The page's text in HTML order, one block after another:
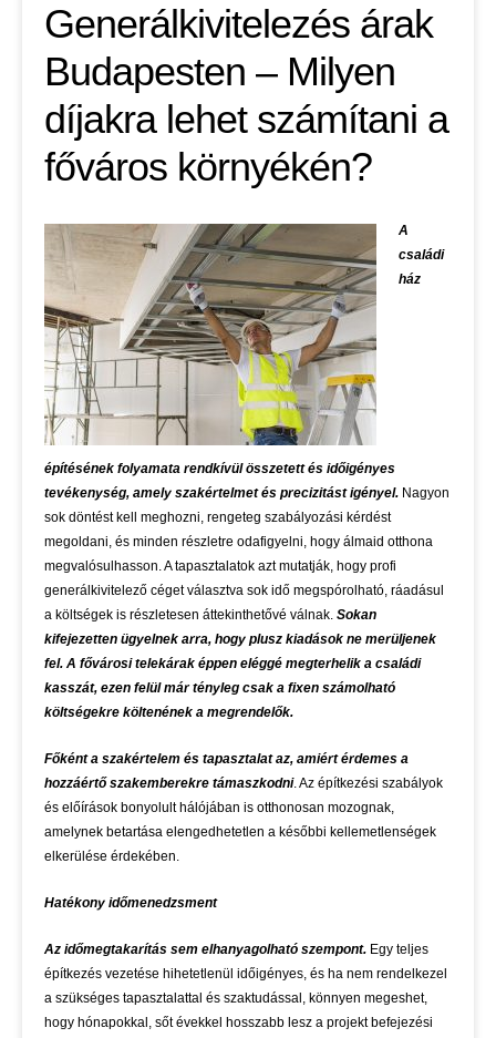
Generálkivitelezés árak
Budapesten – Milyen
díjakra lehet számítani a
főváros környékén?
A
családi
ház
építésének folyamata rendkívül összetett és időigényes
tevékenység, amely szakértelmet és precizitást igényel. Nagyon
sok döntést kell meghozni, rengeteg szabályozási kérdést
megoldani, és minden részletre odafigyelni, hogy álmaid otthona
megvalósulhasson. A tapasztalatok azt mutatják, hogy profi
generálkivitelező céget választva sok idő megspórolható, ráadásul
a költségek is részletesen áttekinthetővé válnak. Sokan
kifejezetten ügyelnek arra, hogy plusz kiadások ne merüljenek
fel. A fővárosi telekárak éppen eléggé megterhelik a családi
kasszát, ezen felül már tényleg csak a fixen számolható
költségekre költenének a megrendelők.
Főként a szakértelem és tapasztalat az, amiért érdemes a
hozzáértő szakemberekre támaszkodni. Az építkezési szabályok
és előírások bonyolult hálójában is otthonosan mozognak,
amelynek betartása elengedhetetlen a későbbi kellemetlenségek
elkerülése érdekében.
Hatékony időmenedzsment
Az időmegtakarítás sem elhanyagolható szempont. Egy teljes
építkezés vezetése hihetetlenül időigényes, és ha nem rendelkezel
a szükséges tapasztalattal és szaktudással, könnyen megeshet,
hogy hónapokkal, sőt évekkel hosszabb lesz a projekt befejezési